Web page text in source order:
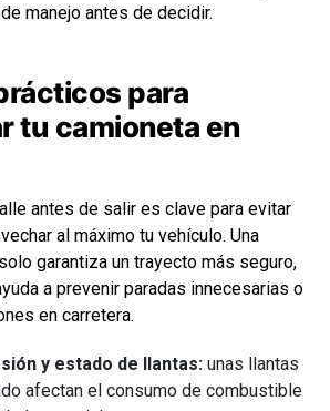
manejo antes de decidir.
para
tu camioneta en
antes de salir es clave para evitar
al máximo tu vehículo. Una
garantiza un trayecto más seguro,
a prevenir paradas innecesarias o
en carretera.
y estado de llantas: unas llantas
afectan el consumo de combustible